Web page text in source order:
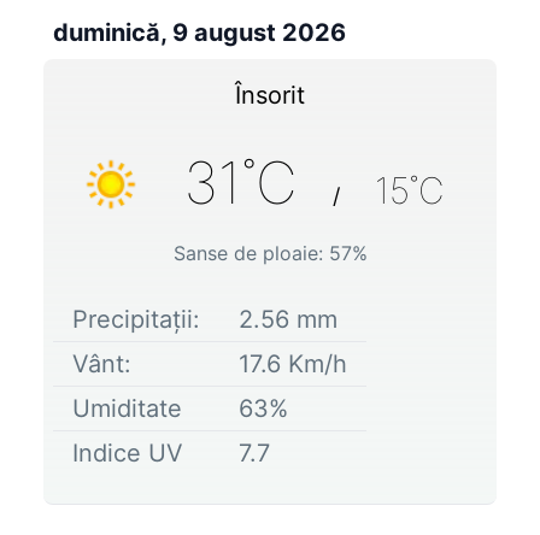
duminică, 9 august 2026
Însorit
31˚C / 15˚C
Sanse de ploaie: 57%
Precipitații: 2.56 mm
Vânt:
17.6 Km/h
Umiditate
63%
Indice UV
7.7